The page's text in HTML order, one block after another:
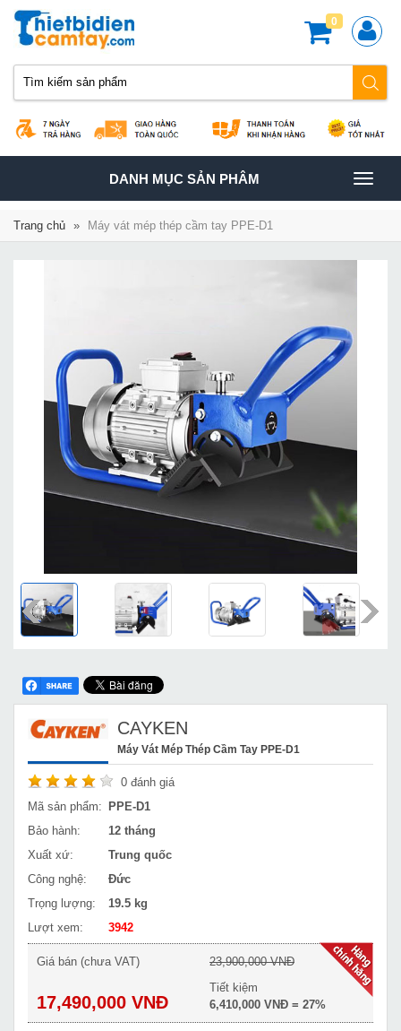
0
TOGGLE
NAVIGATION
DANH MỤC SẢN PHÂM
Trang chủ » Máy vát mép thép cầm tay PPE-D1
CAYKEN
Máy Vát Mép Thép Cầm Tay PPE-D1
0 đánh giá
Mã sản phẩm:
PPE-D1
Bảo hành:
12 tháng
Xuất xứ:
Trung quốc
Công nghệ:
Đức
Trọng lượng:
19.5 kg
Lượt xem:
3942
Giá bán (chưa VAT)
17,490,000 VNĐ
23,900,000 VNĐ
Tiết kiệm
6,410,000 VNĐ = 27%